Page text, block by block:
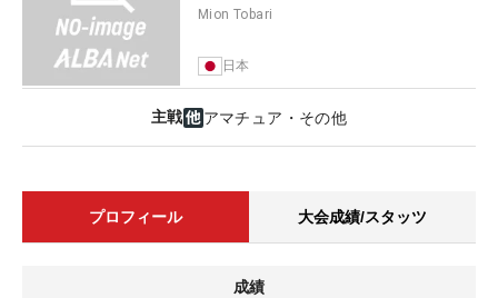
Mion Tobari
日本
主戦 アマチュア・その他
プロフィール 大会成績/スタッツ
成績